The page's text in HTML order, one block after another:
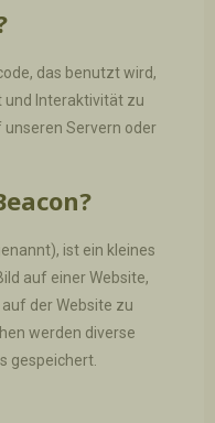
das benutzt wird,
und Interaktivität zu
unseren Servern oder
ist ein kleines
auf einer Website,
der Website zu
werden diverse
gespeichert.